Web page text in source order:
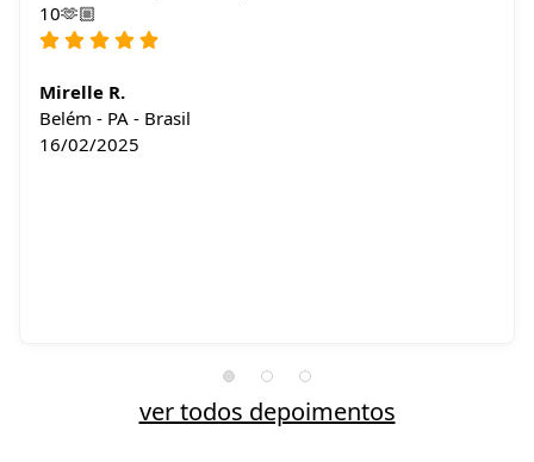
10🫶🏼
Mirelle R.
Belém - PA - Brasil
16/02/2025
ver todos depoimentos